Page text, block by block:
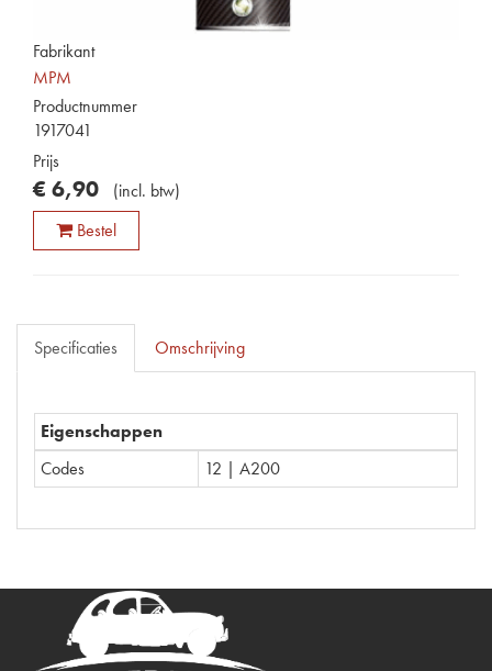
Fabrikant
MPM
Productnummer
1917041
Prijs
€ 6,90 (incl. btw)
Bestel
Specificaties Omschrijving
Eigenschappen
Codes
12 | A200